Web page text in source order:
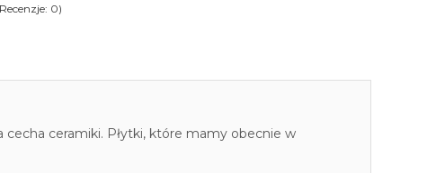
0)
cecha ceramiki. Płytki, które mamy obecnie w